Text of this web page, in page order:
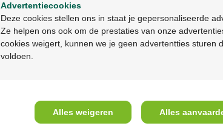
Description
Propriétés
Usage
Advertentiecookies
Deze cookies stellen ons in staat je gepersonaliseerde
Ze helpen ons ook om de prestaties van onze
cookies weigert, kunnen we je geen advertentties sturen
voldoen.
Alles weigeren Alles